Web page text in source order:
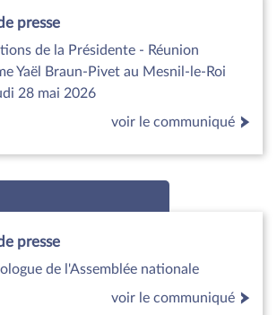
presse
de la Présidente - Réunion
Yaël Braun-Pivet au Mesnil-le-Roi
28 mai 2026
voir le communiqué
presse
de l'Assemblée nationale
voir le communiqué